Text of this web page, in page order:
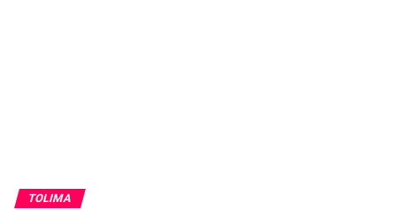
TOLIMA